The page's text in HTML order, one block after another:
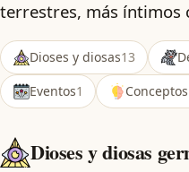
terrestres, más íntimos
Dioses y diosas13
Eventos1 Conceptos
Dioses y diosas